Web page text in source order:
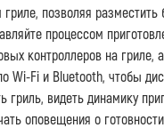
позволяя
процессом
контроллеров на гриле,
Wi-Fi и Bluetooth, чтобы
гриль, видеть динамику
оповещения о